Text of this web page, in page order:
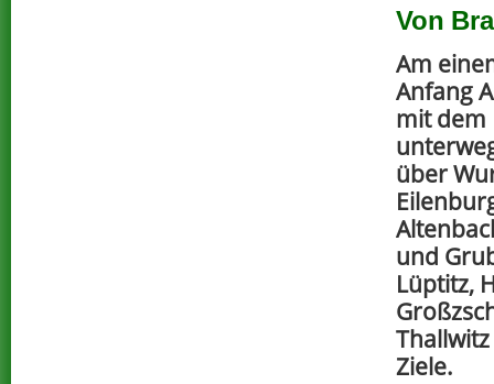
Von
Am
Anfang
mit dem
über
und
Lüptitz,
Ziele.